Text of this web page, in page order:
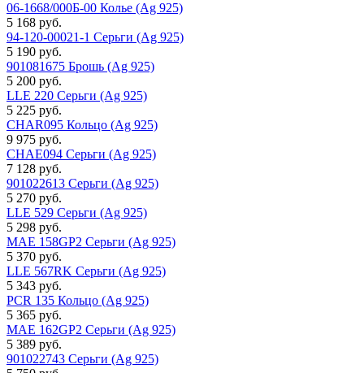
06-1668/000Б-00 Колье (Ag 925)
5 168 руб.
94-120-00021-1 Серьги (Ag 925)
5 190 руб.
901081675 Брошь (Ag 925)
5 200 руб.
LLE 220 Серьги (Ag 925)
5 225 руб.
CHAR095 Кольцо (Ag 925)
9 975 руб.
CHAE094 Серьги (Ag 925)
7 128 руб.
901022613 Серьги (Ag 925)
5 270 руб.
LLE 529 Серьги (Ag 925)
5 298 руб.
MAE 158GP2 Серьги (Ag 925)
5 370 руб.
LLE 567RK Серьги (Ag 925)
5 343 руб.
PCR 135 Кольцо (Ag 925)
5 365 руб.
MAE 162GP2 Серьги (Ag 925)
5 389 руб.
901022743 Серьги (Ag 925)